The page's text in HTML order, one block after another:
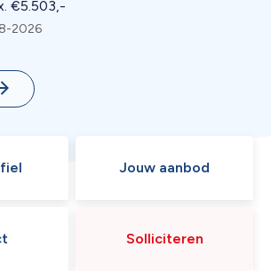
Jouw aanbod
Solliciteren
€5.503,-
2026